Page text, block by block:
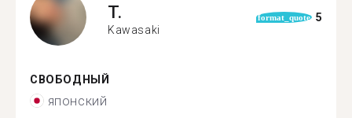
T.
Kawasaki
format_quote 5
СВОБОДНЫЙ
японский